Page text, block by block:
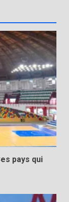
pays qui